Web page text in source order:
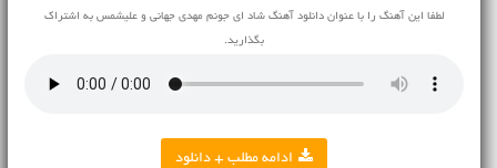
لطفا این آهنگ را با عنوان دانلود آهنگ شاد ای جونم مهدی جهانی و علیشمس به اشتراک
بگذارید.
ادامه مطلب + دانلود